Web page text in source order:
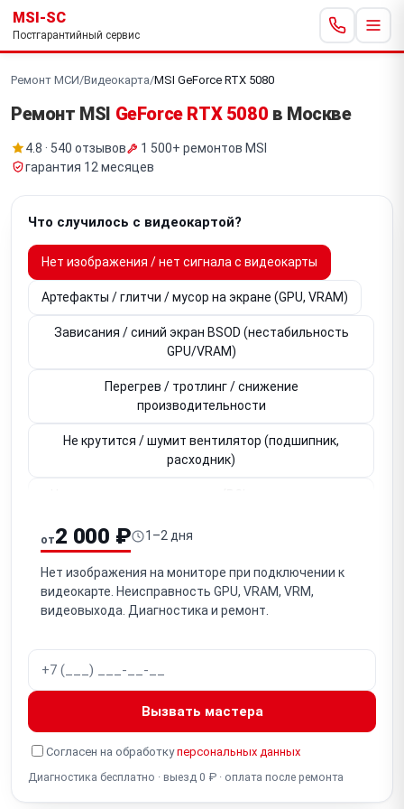
MSI-SC
Постгарантийный сервис
Ремонт МСИ/Видеокарта/MSI GeForce RTX 5080
Ремонт MSI GeForce RTX 5080 в Москве
4.8 · 540 отзывов
1 500+ ремонтов MSI
гарантия 12 месяцев
Что случилось с видеокартой?
Нет изображения / нет сигнала с видеокарты
Артефакты / глитчи / мусор на экране (GPU, VRAM)
Зависания / синий экран BSOD (нестабильность
GPU/VRAM)
Перегрев / тротлинг / снижение
производительности
Не крутится / шумит вентилятор (подшипник,
расходник)
Не работает видеовыход HDMI / DisplayPort (один из
портов)
Вздулись / неисправны конденсаторы на плате
Неисправен чип VRAM (видеопамять, артефакты,
ошибки)
16-pin)
Неисправна VRM / фаза питания (нестабильность,
не включается)
от2 000 ₽ 1–2 дня
Нет изображения на мониторе при подключении к
видеокарте. Неисправность GPU, VRAM, VRM,
видеовыхода. Диагностика и ремонт.
Вызвать мастера
Согласен на обработкуперсональных данных
Диагностика бесплатно · выезд 0 ₽ · оплата после ремонта